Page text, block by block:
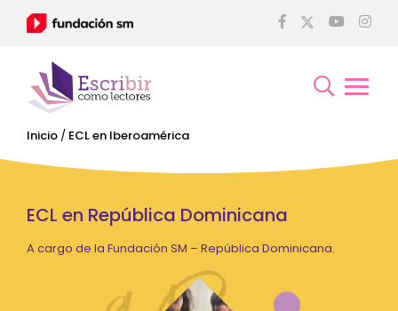
Inicio / ECL en Iberoamérica
ECL en República Dominicana
A cargo de la Fundación SM – República Dominicana.